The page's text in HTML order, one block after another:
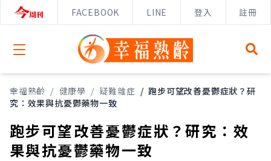
FACEBOOK LINE 登入 註冊
Open menu
幸福熟齡 / 健康學 / 疑難雜症 / 跑步可望改善憂鬱症狀？研
究：效果與抗憂鬱藥物一致
跑步可望改善憂鬱症狀？研究：效
果與抗憂鬱藥物一致